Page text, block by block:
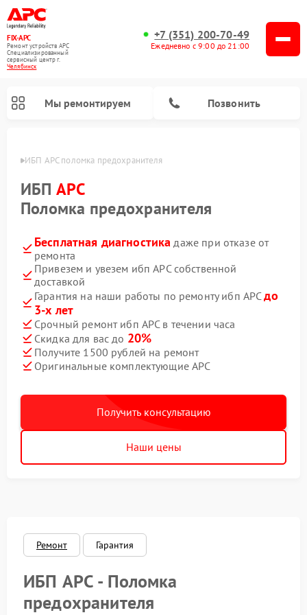
FIX-APC
Ремонт устройств APC
Специализированный
cервисный центр г.
Челябинск
+7 (351) 200-70-49
Ежедневно с 9:00 до 21:00
Мы ремонтируем Позвонить
ИБП APC поломка предохранителя
ИБП APC
Поломка предохранителя
Бесплатная диагностика даже при отказе от
ремонта
Привезем и увезем ибп APC собственной
доставкой
Гарантия на наши работы по ремонту ибп APCдо
3-х лет
Срочный ремонт ибп APC в течении часа
Скидка для вас до 20%
Получите 1500 рублей на ремонт
Оригинальные комплектующие APC
Получить консультацию
Наши цены
Ремонт Гарантия
ИБП APC - Поломка
предохранителя